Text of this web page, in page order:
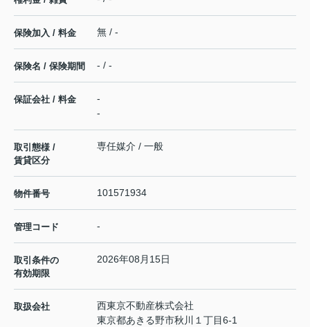
保険加入 / 料金 無 / -
保険名 / 保険期間 - / -
保証会社 / 料金
-
-
取引態様 /
賃貸区分
専任媒介 / 一般
物件番号 101571934
管理コード -
取引条件の
有効期限
2026年08月15日
取扱会社
西東京不動産株式会社
東京都あきる野市秋川１丁目6-1